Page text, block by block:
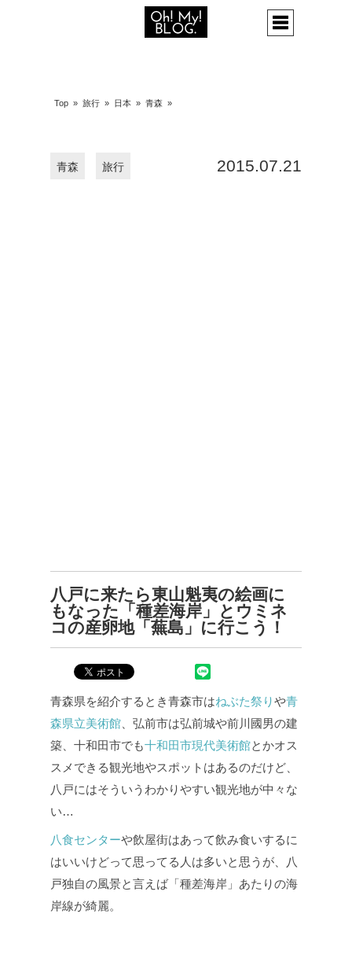
Top » 旅行 » 日本 » 青森 »
2015.07.21
青森 旅行
八戸に来たら東山魁夷の絵画に
もなった「種差海岸」とウミネ
コの産卵地「蕪島」に行こう！
青森県を紹介するとき青森市はねぶた祭りや青
森県立美術館 、弘前市は弘前城や前川國男の建
築、十和田市でも十和田市現代美術館とかオス
スメできる観光地やスポットはあるのだけど、
八戸にはそういうわかりやすい観光地が中々な
い…
八食センターや飲屋街はあって飲み食いするに
はいいけどって思ってる人は多いと思うが、八
戸独自の風景と言えば「種差海岸」あたりの海
岸線が綺麗。